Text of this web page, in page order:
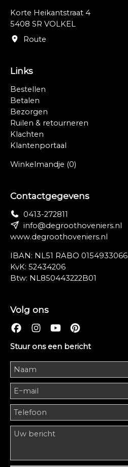
Korte Heikantstraat 4
5408 SR VOLKEL
Route
Links
Bestellen
Betalen
Bezorgen
Ruilen & retourneren
Klachten
Klantenportaal
Winkelmandje (0)
Contactgegevens
0413-272811
info@degroothoveniers.nl
www.degroothoveniers.nl
IBAN: NL51 RABO 0154933066
KvK: 52434206
Btw: NL850443222B01
Volg ons
Stuur ons een bericht